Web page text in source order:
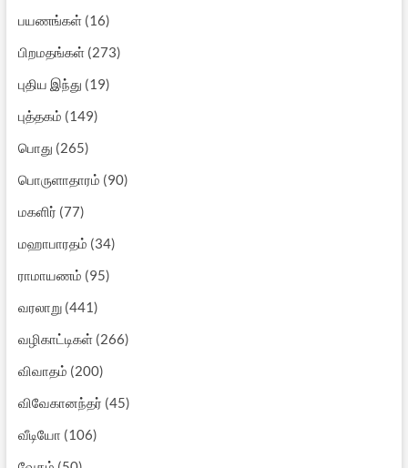
பயணங்கள்(16)
பிறமதங்கள்(273)
புதிய இந்து (19)
புத்தகம் (149)
பொது (265)
பொருளாதாரம் (90)
மகளிர் (77)
மஹாபாரதம் (34)
ராமாயணம் (95)
வரலாறு(441)
வழிகாட்டிகள்(266)
விவாதம் (200)
விவேகானந்தர் (45)
வீடியோ (106)